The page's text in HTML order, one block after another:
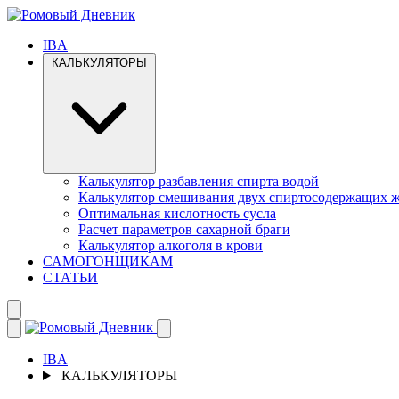
IBA
Калькулятор разбавления спирта водой
Калькулятор смешивания двух спиртосодержащих
Оптимальная кислотность сусла
Расчет параметров сахарной браги
Калькулятор алкоголя в крови
САМОГОНЩИКАМ
СТАТЬИ
IBA
КАЛЬКУЛЯТОРЫ